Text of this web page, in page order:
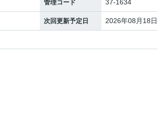
管理コード 37-1634
次回更新予定日 2026年08月18日